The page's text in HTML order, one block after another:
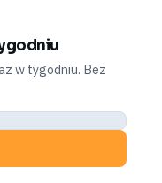
w tygodniu. Bez